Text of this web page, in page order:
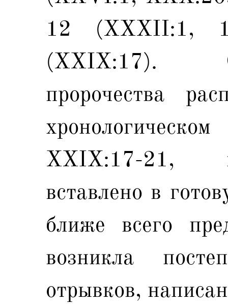
12 (XXXII:1,
(XXIX:17).
пророчества
XXIX:17-21,
вставлено в
ближе всего
возникла
отрывков,